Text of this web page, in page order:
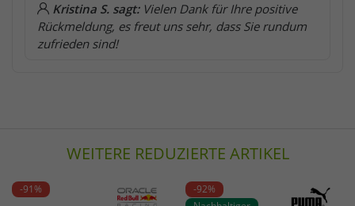
Kristina S. sagt: Vielen Dank für Ihre positive
Rückmeldung, es freut uns sehr, dass Sie rundum
zufrieden sind!
WEITERE REDUZIERTE ARTIKEL
-91%
-92%